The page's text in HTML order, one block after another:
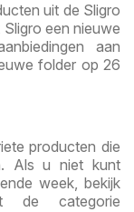
uit de Sligro
een nieuwe
aan
folder op 26
producten die
Als u niet kunt
week, bekijk
de categorie